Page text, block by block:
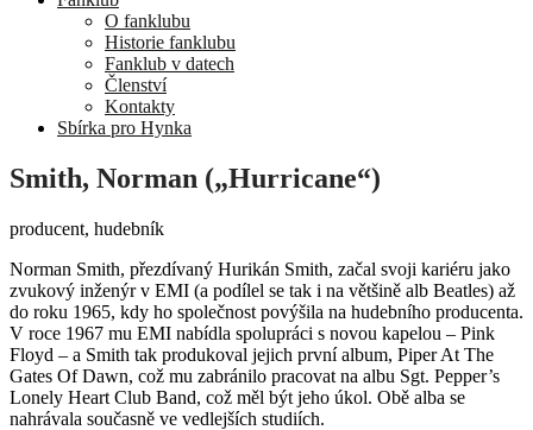
O fanklubu
Historie fanklubu
Fanklub v datech
Členství
Kontakty
Sbírka pro Hynka
Smith, Norman („Hurricane“)
producent, hudebník
Norman Smith, přezdívaný Hurikán Smith, začal svoji kariéru jako
zvukový inženýr v EMI (a podílel se tak i na většině alb Beatles) až
do roku 1965, kdy ho společnost povýšila na hudebního producenta.
V roce 1967 mu EMI nabídla spolupráci s novou kapelou – Pink
Floyd – a Smith tak produkoval jejich první album, Piper At The
Gates Of Dawn, což mu zabránilo pracovat na albu Sgt. Pepper’s
Lonely Heart Club Band, což měl být jeho úkol. Obě alba se
nahrávala současně ve vedlejších studiích.